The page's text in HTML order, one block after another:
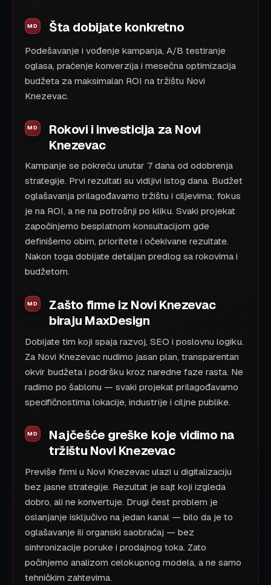
Šta dobijate konkretno
Podešavanje i vođenje kampanja, A/B testiranje
oglasa, praćenje konverzija i mesečna optimizacija
budžeta za maksimalan ROI na tržištu Novi
Knezevac.
Rokovi i investicija za Novi
Knezevac
Kampanje se pokreću unutar 7 dana od odobrenja
strategije. Prvi rezultati su vidljivi istog dana. Budžet
oglašavanja prilagođavamo tržištu i ciljevima; fokus
je na ROI, a ne na potrošnji po kliku. Svaki projekat
započinjemo besplatnom konsultacijom gde
definišemo obim, prioritete i očekivane rezultate.
Nakon toga dobijate detaljan predlog sa rokovima i
budžetom.
Zašto firme iz Novi Knezevac
biraju MaxDesign
Dobijate tim koji spaja razvoj, SEO i poslovnu logiku.
Za Novi Knezevac nudimo jasan plan, transparentan
okvir budžeta i podršku kroz naredne faze rasta. Ne
radimo po šablonu — svaki projekat prilagođavamo
specifičnostima lokacije, industrije i ciljne publike.
Najčešće greške koje vidimo na
tržištu Novi Knezevac
Previše firmi u Novi Knezevac ulazi u digitalizaciju
bez jasne strategije. Rezultat je sajt koji izgleda
dobro, ali ne konvertuje. Drugi čest problem je
oslanjanje isključivo na jedan kanal — bilo da je to
oglašavanje ili organski saobraćaj — bez
sinhronizacije poruke i prodajnog toka. Zato
počinjemo analizom celokupnog modela, a ne samo
tehničkim zahtevima.